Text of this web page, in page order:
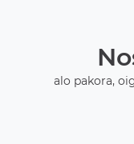
alo pakora,